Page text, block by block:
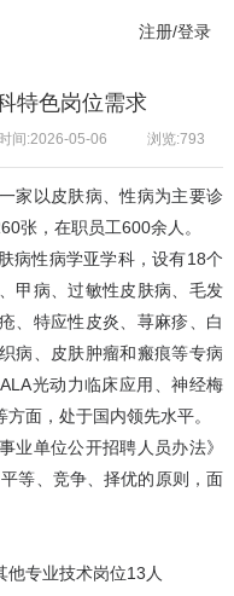
注册/登录
特色岗位需求
浏览:793
时间:2026-05-06
以皮肤病、性病为主要诊
张，在职员工600余人。
性病学亚学科，设有18个
甲病、过敏性皮肤病、毛发
、特应性皮炎、荨麻疹、白
病、皮肤肿瘤和瘢痕等专病
光动力临床应用、神经梅
面，处于国内领先水平。
单位公开招聘人员办法》
等、竞争、择优的原则，面
专业技术岗位13人